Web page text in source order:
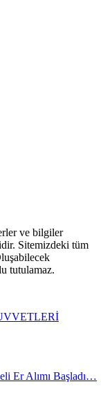
ve bilgiler
Sitemizdeki tüm
tutulamaz.
Er Alımı Başladı…